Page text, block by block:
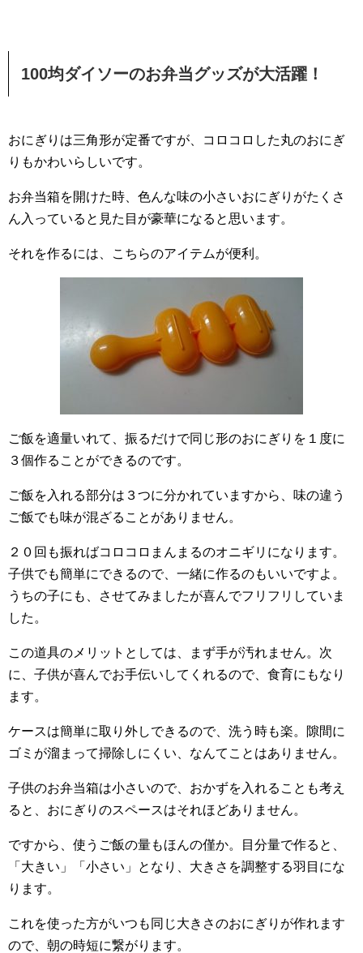
100均ダイソーのお弁当グッズが大活躍！
おにぎりは三角形が定番ですが、コロコロした丸のおにぎ
りもかわいらしいです。
お弁当箱を開けた時、色んな味の小さいおにぎりがたくさ
ん入っていると見た目が豪華になると思います。
それを作るには、こちらのアイテムが便利。
ご飯を適量いれて、振るだけで同じ形のおにぎりを１度に
３個作ることができるのです。
ご飯を入れる部分は３つに分かれていますから、味の違う
ご飯でも味が混ざることがありません。
２０回も振ればコロコロまんまるのオニギリになります。
子供でも簡単にできるので、一緒に作るのもいいですよ。
うちの子にも、させてみましたが喜んでフリフリしていま
した。
この道具のメリットとしては、まず手が汚れません。次
に、子供が喜んでお手伝いしてくれるので、食育にもなり
ます。
ケースは簡単に取り外しできるので、洗う時も楽。隙間に
ゴミが溜まって掃除しにくい、なんてことはありません。
子供のお弁当箱は小さいので、おかずを入れることも考え
ると、おにぎりのスペースはそれほどありません。
ですから、使うご飯の量もほんの僅か。目分量で作ると、
「大きい」「小さい」となり、大きさを調整する羽目にな
ります。
これを使った方がいつも同じ大きさのおにぎりが作れます
ので、朝の時短に繋がります。